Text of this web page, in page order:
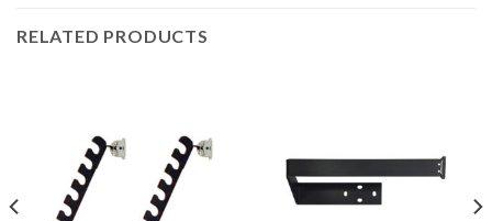
RELATED PRODUCTS